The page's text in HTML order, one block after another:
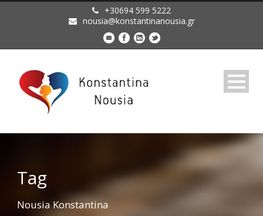
+30694 599 5222
nousia@konstantinanousia.gr
Tag
Nousia Konstantina